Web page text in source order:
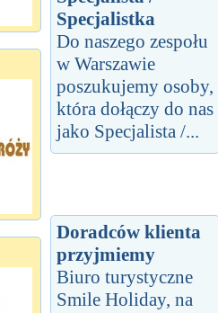
Specjalistka
Do naszego zespołu
w Warszawie
poszukujemy osoby,
która dołączy do nas
jako Specjalista /...
Doradców klienta
przyjmiemy
Biuro turystyczne
Smile Holiday, na